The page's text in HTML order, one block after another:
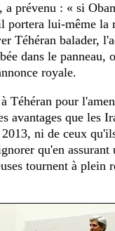
prévenu : « si
portera lui-même la
Téhéran balader,
dans le panneau,
royale.
Téhéran pour
avantages que les
ni de ceux
qu'en
tournent à plein